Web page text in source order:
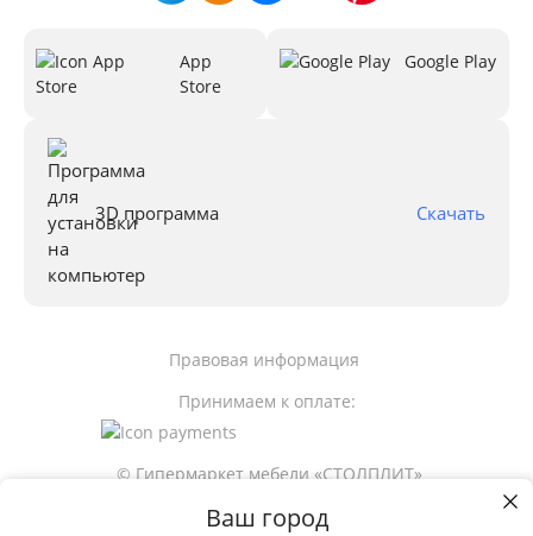
Ваш город
App
Store
Google Play
3D программа Скачать
© Гипермаркет мебели «СТОЛПЛИТ»
Принимаем к оплате:
Правовая информация